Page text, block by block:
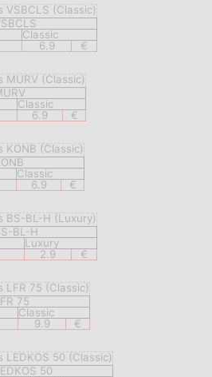
Classic
6.9 €
Classic
6.9 €
Classic
6.9 €
BL-H
Luxury
2.9 €
75
Classic
9.9 €
50